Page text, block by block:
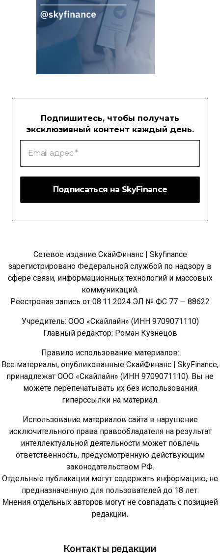
Подпишитесь, чтобы получать
эксклюзивный контент каждый день.
Email
адрес
Сетевое издание СкайФинанс | Skyfinance
зарегистрировано Федеральной службой по надзору в
сфере связи, информационных технологий и массовых
коммуникаций.
Реестровая запись от 08.11.2024 ЭЛ № ФС 77 — 88622
Учредитель: ООО «Скайлайн» (ИНН 9709071110)
Главный редактор: Роман Кузнецов
Правило использование материалов:
Все материалы, опубликованные СкайФинанс | SkyFinance,
принадлежат ООО «Скайлайн» (ИНН 9709071110). Вы не
можете перепечатывать их без использования
гиперссылки на материал.
Использование материалов сайта в нарушение
исключительного права правообладателя на результат
интеллектуальной деятельности может повлечь
ответственность, предусмотренную действующим
законодательством РФ.
Отдельные публикации могут содержать информацию, не
предназначенную для пользователей до 18 лет.
Мнения отдельных авторов могут не совпадать с позицией
редакции.
Контакты редакции